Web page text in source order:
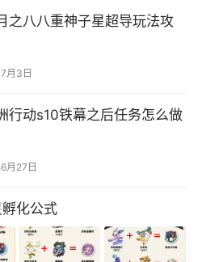
之八八重神子星超导玩法攻
月3日
行动s10铁幕之后任务怎么做
月27日
化公式